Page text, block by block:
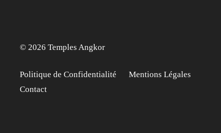
© 2026 Temples Angkor
Politique de Confidentialité
Mentions Légales
Contact